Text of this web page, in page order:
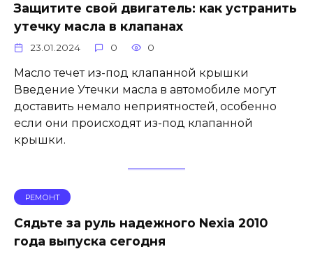
Защитите свой двигатель: как устранить
утечку масла в клапанах
23.01.2024 0 0
Масло течет из-под клапанной крышки
Введение Утечки масла в автомобиле могут
доставить немало неприятностей, особенно
если они происходят из-под клапанной
крышки.
РЕМОНТ
Сядьте за руль надежного Nexia 2010
года выпуска сегодня